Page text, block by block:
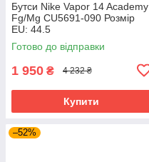
Бутси Nike Vapor 14 Academy
Fg/Mg CU5691-090 Розмір
EU: 44.5
Готово до відправки
1 950 ₴ 4 232 ₴
Купити
–52%